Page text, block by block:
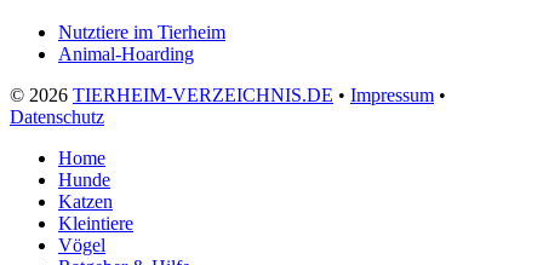
Nutztiere im Tierheim
Animal-Hoarding
© 2026 TIERHEIM-VERZEICHNIS.DE • Impressum •
Datenschutz
Home
Hunde
Katzen
Kleintiere
Vögel